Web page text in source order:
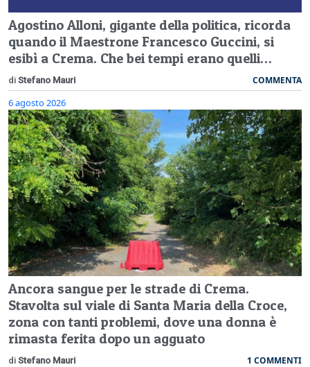
Agostino Alloni, gigante della politica, ricorda
quando il Maestrone Francesco Guccini, si
esibì a Crema. Che bei tempi erano quelli…
di Stefano Mauri COMMENTA
6 agosto 2026
Ancora sangue per le strade di Crema.
Stavolta sul viale di Santa Maria della Croce,
zona con tanti problemi, dove una donna è
rimasta ferita dopo un agguato
di Stefano Mauri 1 COMMENTI